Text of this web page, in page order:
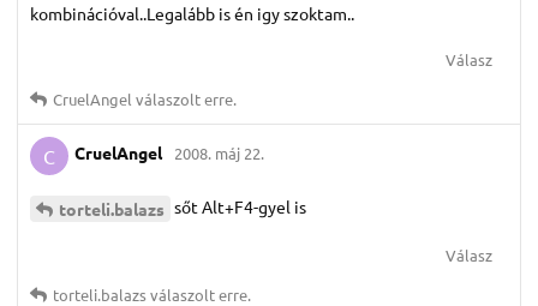
kombinációval..Legalább is én igy szoktam..
Válasz
CruelAngel válaszolt erre.
C CruelAngel 2008. máj 22.
torteli.​balazs sőt Alt+F4-gyel is
Válasz
torteli.​balazsválaszolt erre.